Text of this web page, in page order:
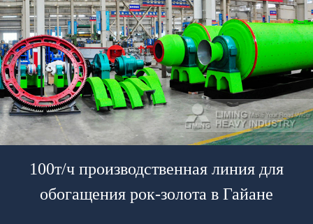
100т/ч производственная линия для
обогащения рок-золота в Гайане